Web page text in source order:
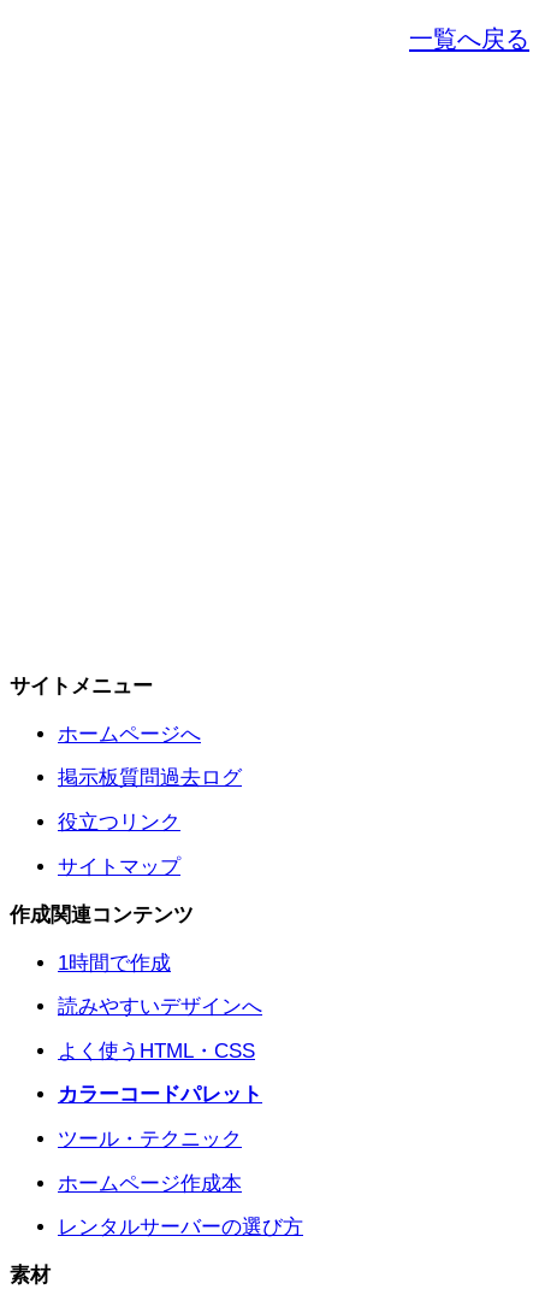
一覧へ戻る
サイトメニュー
ホームページへ
掲示板質問過去ログ
役立つリンク
サイトマップ
作成関連コンテンツ
1時間で作成
読みやすいデザインへ
よく使うHTML・CSS
カラーコードパレット
ツール・テクニック
ホームページ作成本
レンタルサーバーの選び方
素材